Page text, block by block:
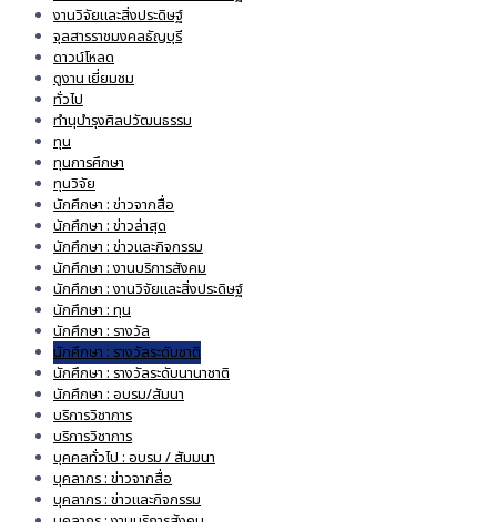
งานวิจัยและสิ่งประดิษฐ์
จุลสารราชมงคลธัญบุรี
ดาวน์โหลด
ดูงาน เยี่ยมชม
ทั่วไป
ทำนุบำรุงศิลปวัฒนธรรม
ทุน
ทุนการศึกษา
ทุนวิจัย
นักศึกษา : ข่าวจากสื่อ
นักศึกษา : ข่าวล่าสุด
นักศึกษา : ข่าวและกิจกรรม
นักศึกษา : งานบริการสังคม
นักศึกษา : งานวิจัยและสิ่งประดิษฐ์
นักศึกษา : ทุน
นักศึกษา : รางวัล
นักศึกษา : รางวัลระดับชาติ
นักศึกษา : รางวัลระดับนานาชาติ
นักศึกษา : อบรม/สัมนา
บริการวิชาการ
บริการวิชาการ
บุคคลทั่วไป : อบรม / สัมมนา
บุคลากร : ข่าวจากสื่อ
บุคลากร : ข่าวและกิจกรรม